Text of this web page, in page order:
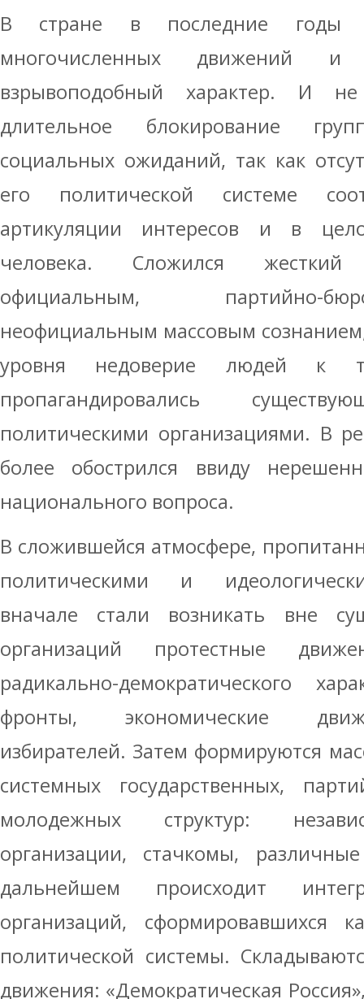
В стране в последние годы
многочисленных движений и
взрывоподобный характер. И не
длительное блокирование
социальных ожиданий, так как
его политической системе
артикуляции интересов и в
человека. Сложился
официальным, партийно-
неофициальным массовым
уровня недоверие людей к
пропагандировались
политическими организациями. В
более обострился ввиду
национального вопроса.
В сложившейся атмосфере,
политическими и
вначале стали возникать вне
организаций протестные
радикально-демократического
фронты, экономические
избирателей. Затем формируются
системных государственных,
молодежных структур:
организации, стачкомы,
дальнейшем происходит
организаций, сформировавшихся
политической системы.
движения: «Демократическая